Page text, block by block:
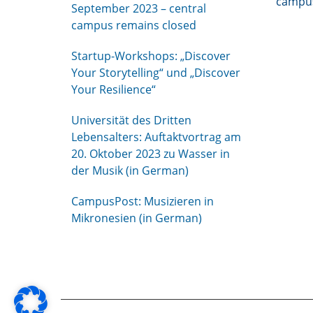
September 2023 – central
campus remains closed
Startup-Workshops: „Discover
Your Storytelling“ und „Discover
Your Resilience“
Universität des Dritten
Lebensalters: Auftaktvortrag am
20. Oktober 2023 zu Wasser in
der Musik (in German)
CampusPost: Musizieren in
Mikronesien (in German)